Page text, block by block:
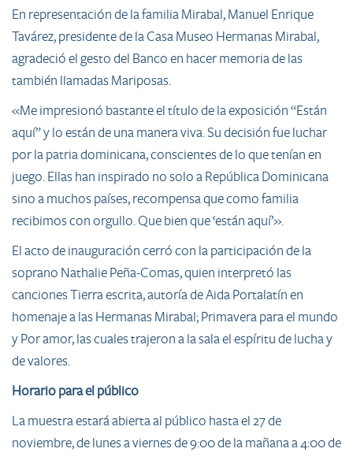
En representación de la familia Mirabal, Manuel Enrique
Tavárez, presidente de la Casa Museo Hermanas Mirabal,
agradeció el gesto del Banco en hacer memoria de las
también llamadas Mariposas.
«Me impresionó bastante el título de la exposición “Están
aquí” y lo están de una manera viva. Su decisión fue luchar
por la patria dominicana, conscientes de lo que tenían en
juego. Ellas han inspirado no solo a República Dominicana
sino a muchos países, recompensa que como familia
recibimos con orgullo. Que bien que ‘están aquí’».
El acto de inauguración cerró con la participación de la
soprano Nathalie Peña-Comas, quien interpretó las
canciones Tierra escrita, autoría de Aida Portalatín en
homenaje a las Hermanas Mirabal; Primavera para el mundo
y Por amor, las cuales trajeron a la sala el espíritu de lucha y
de valores.
Horario para el público
La muestra estará abierta al público hasta el 27 de
noviembre, de lunes a viernes de 9:00 de la mañana a 4:00 de